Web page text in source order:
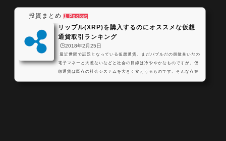
投資まとめ 1 Pocket
リップル(XRP)を購入するのにオススメな仮想
通貨取引ランキング
🕒️2018年2月25日
最近世間で話題となっている仮想通貨、まだバブルだの胡散臭いだの
電子マネーと大差ないなどと社会の目線は冷ややかなものですが。仮
想通貨は既存の社会システムを大きく変えうるものです。そんな存在